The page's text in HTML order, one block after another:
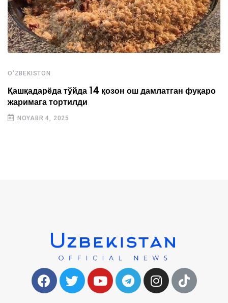
O'ZBEKISTON
Қашқадарёда тўйда 14 қозон ош дамлатган фуқаро
жаримага тортилди
NOYABR 4, 2025